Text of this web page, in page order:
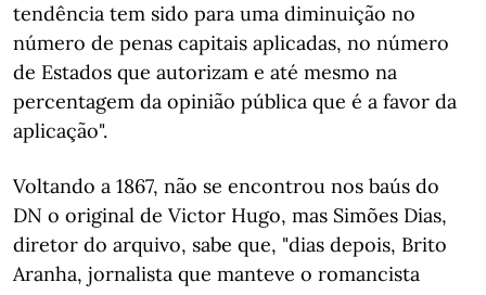
tendência tem sido para uma diminuição no
número de penas capitais aplicadas, no número
de Estados que autorizam e até mesmo na
percentagem da opinião pública que é a favor da
aplicação".
Voltando a 1867, não se encontrou nos baús do
DN o original de Victor Hugo, mas Simões Dias,
diretor do arquivo, sabe que, "dias depois, Brito
Aranha, jornalista que manteve o romancista